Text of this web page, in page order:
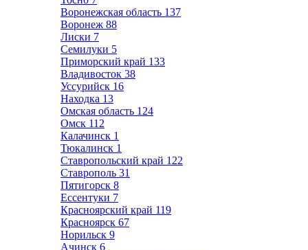
Воронежская область 137
Воронеж 88
Лиски 7
Семилуки 5
Приморский край 133
Владивосток 38
Уссурийск 16
Находка 13
Омская область 124
Омск 112
Калачинск 1
Тюкалинск 1
Ставропольский край 122
Ставрополь 31
Пятигорск 8
Ессентуки 7
Красноярский край 119
Красноярск 67
Норильск 9
Ачинск 6